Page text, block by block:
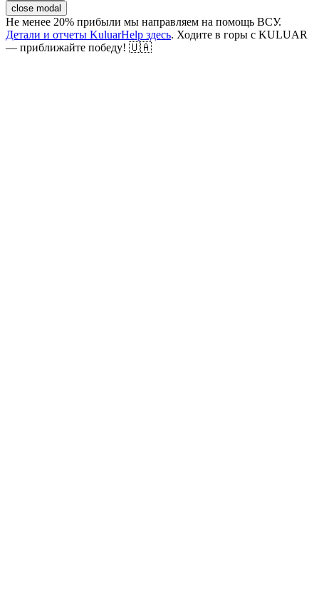
close modal
Не менее 20% прибыли мы направляем на помощь ВСУ.
Детали и отчеты KuluarHelp здесь. Ходите в горы с KULUAR
— приближайте победу! 🇺🇦